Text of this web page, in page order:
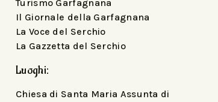
Turismo Garfagnana
Il Giornale della Garfagnana
La Voce del Serchio
La Gazzetta del Serchio
Luoghi:
Chiesa di Santa Maria Assunta di